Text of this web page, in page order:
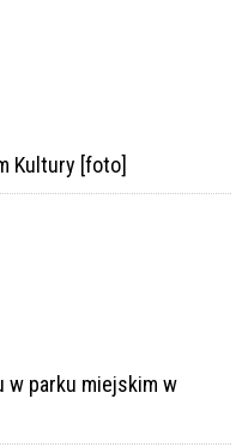
Kultury [foto]
w parku miejskim w